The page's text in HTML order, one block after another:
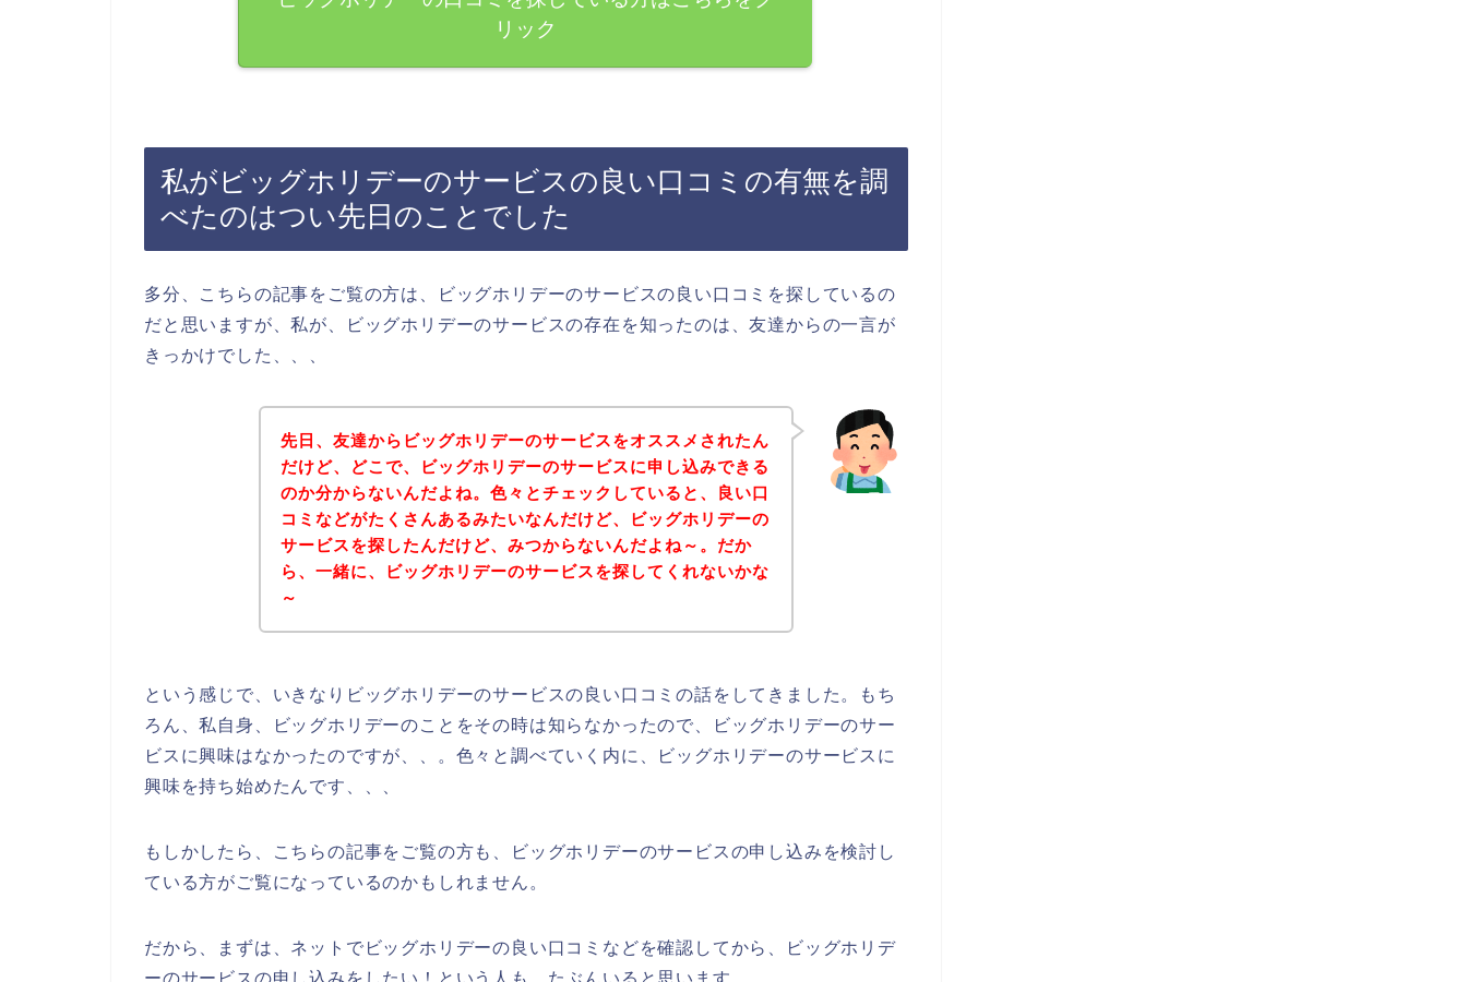
リック
私がビッグホリデーのサービスの良い口コミの有無を調
べたのはつい先日のことでした
多分、こちらの記事をご覧の方は、ビッグホリデーのサービスの良い口コミを探しているの
だと思いますが、私が、ビッグホリデーのサービスの存在を知ったのは、友達からの一言が
きっかけでした、、、
先日、友達からビッグホリデーのサービスをオススメされたん
だけど、どこで、ビッグホリデーのサービスに申し込みできる
のか分からないんだよね。色々とチェックしていると、良い口
コミなどがたくさんあるみたいなんだけど、ビッグホリデーの
サービスを探したんだけど、みつからないんだよね～。だか
ら、一緒に、ビッグホリデーのサービスを探してくれないかな
～
という感じで、いきなりビッグホリデーのサービスの良い口コミの話をしてきました。もち
ろん、私自身、ビッグホリデーのことをその時は知らなかったので、ビッグホリデーのサー
ビスに興味はなかったのですが、、。色々と調べていく内に、ビッグホリデーのサービスに
興味を持ち始めたんです、、、
もしかしたら、こちらの記事をご覧の方も、ビッグホリデーのサービスの申し込みを検討し
ている方がご覧になっているのかもしれません。
だから、まずは、ネットでビッグホリデーの良い口コミなどを確認してから、ビッグホリデ